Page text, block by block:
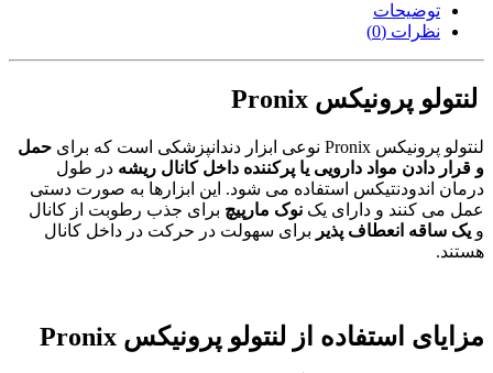
توضیحات
نظرات (0)
لنتولو پرونیکس Pronix
لنتولو پرونیکس Pronix نوعی ابزار دندانپزشکی است که برای
حمل
و قرار دادن مواد دارویی یا پرکننده داخل کانال ریشه در طول
درمان اندودنتیکس استفاده می شود. این ابزارها به صورت دستی
عمل می کنند و دارای یک نوک مارپیچ برای جذب رطوبت از کانال
و یک ساقه انعطاف پذیر برای سهولت در حرکت در داخل کانال
هستند.
مزایای استفاده از لنتولو پرونیکس Pronix